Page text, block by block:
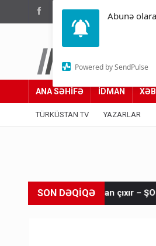
Abunə
Powered by SendPulse
Adımız yolumuzdur
ANA SƏHİFƏ İDMAN
TÜRKÜSTAN TV YAZARLAR
SON DƏQİQƏ
çıxır – ŞOK SƏBƏB Misir